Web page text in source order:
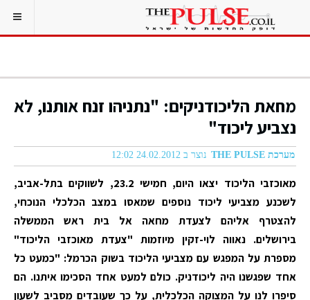
מחאת הליכודניקים: "נתניהו זנח אותנו, לא
נצביע ליכוד"
מערכת THE PULSE נוצר ב 24.02.2012 12:02
מאוכזבי הליכוד יצאו היום, חמישי 23.2, לשווקים בתל-אביב,
לשכנע מצביעי ליכוד נוספים שמאסו במצב הכלכלי הנוכחי,
להצטרף אליהם לצעדת מחאה אל בית ראש הממשלה
בירושלים. נאווה לוי-זקין מיוזמות "צעדת מאוכזבי הליכוד"
מספרת על המפגש עם מצביעי הליכוד בשוק הכרמל: "כמעט כל
אחד שפגשנו היה ליכודניק. כולם למעט אחד הסכימו איתנו. הם
סיפרו לנו על המצוקה הכלכלית, על כך שעובדים מסביב לשעון